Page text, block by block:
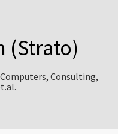
(Strato)
Consulting,